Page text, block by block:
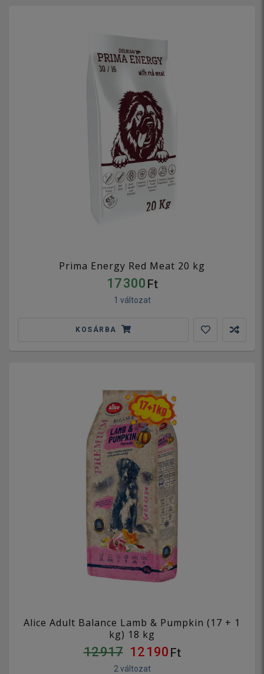
Prima Energy Red Meat 20 kg
17 300 Ft
1 változat
KOSÁRBA
Alice Adult Balance Lamb & Pumpkin (17 + 1
kg) 18 kg
12 917 12 190 Ft
2 változat